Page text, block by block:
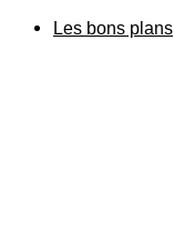
Les bons plans